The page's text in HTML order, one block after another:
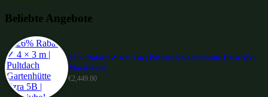
Beliebte Angebote
26% Rabatt ✓ 4 × 3 m | Pultdach Gartenhütte Ezra 5B |
Massivholz
€2,449.00